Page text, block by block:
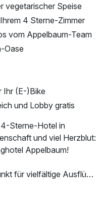
vegetarischer Speise
4 Sterne-Zimmer
vom Appelbaum-Team
Oase
Ihr (E-)Bike
und Lobby gratis
4-Sterne-Hotel in
und viel Herzblut:
Appelbaum!
für vielfältige Ausflüge